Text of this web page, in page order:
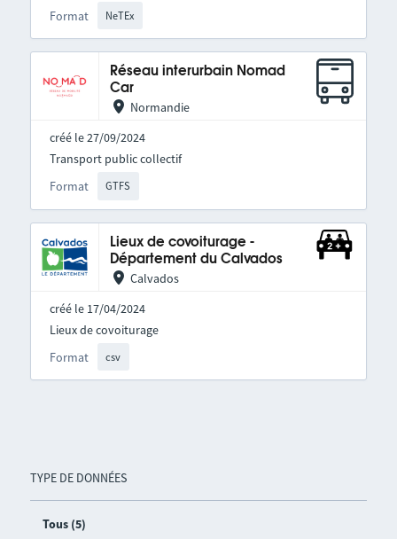
TYPE DE DONNÉES
Tous (5)
Format NeTEx
Réseau interurbain Nomad
Car
Normandie
créé le 27/09/2024
Format GTFS
Transport public collectif
Lieux de covoiturage -
Département du Calvados
Calvados
créé le 17/04/2024
Format csv
Lieux de covoiturage